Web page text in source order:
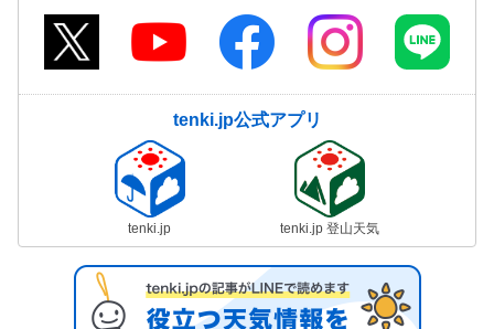
tenki.jp公式アプリ
tenki.jp tenki.jp 登山天気